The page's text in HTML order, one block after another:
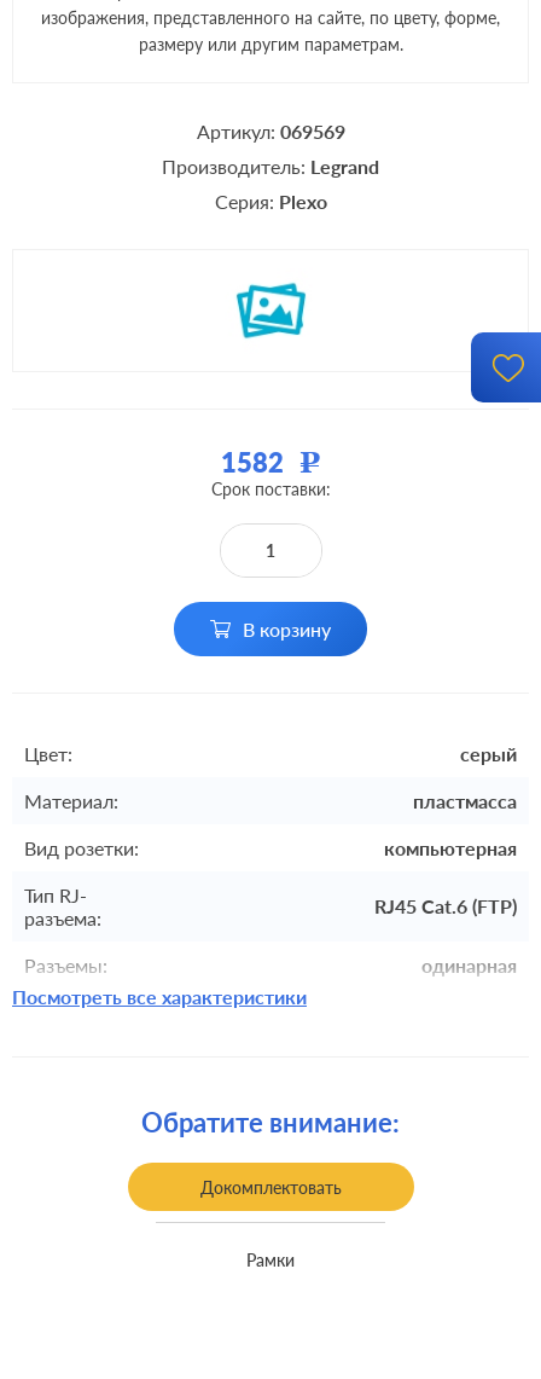
изображения, представленного на сайте, по цвету, форме,
размеру или другим параметрам.
Артикул: 069569
Производитель: Legrand
Серия: Plexo
1582 Р
Срок поставки:
В корзину
Посмотреть все характеристики
Цвет: серый
Материал: пластмасса
Вид розетки: компьютерная
Тип RJ-
разъема:
RJ45 Cat.6 (FTP)
Разъемы: одинарная
Комплектация: механизм с накладкой без рамки
Обратите внимание:
Докомплектовать
Рамки